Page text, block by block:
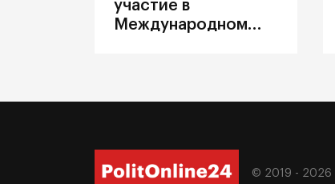
участие в
Международном
© 2019 - 2026